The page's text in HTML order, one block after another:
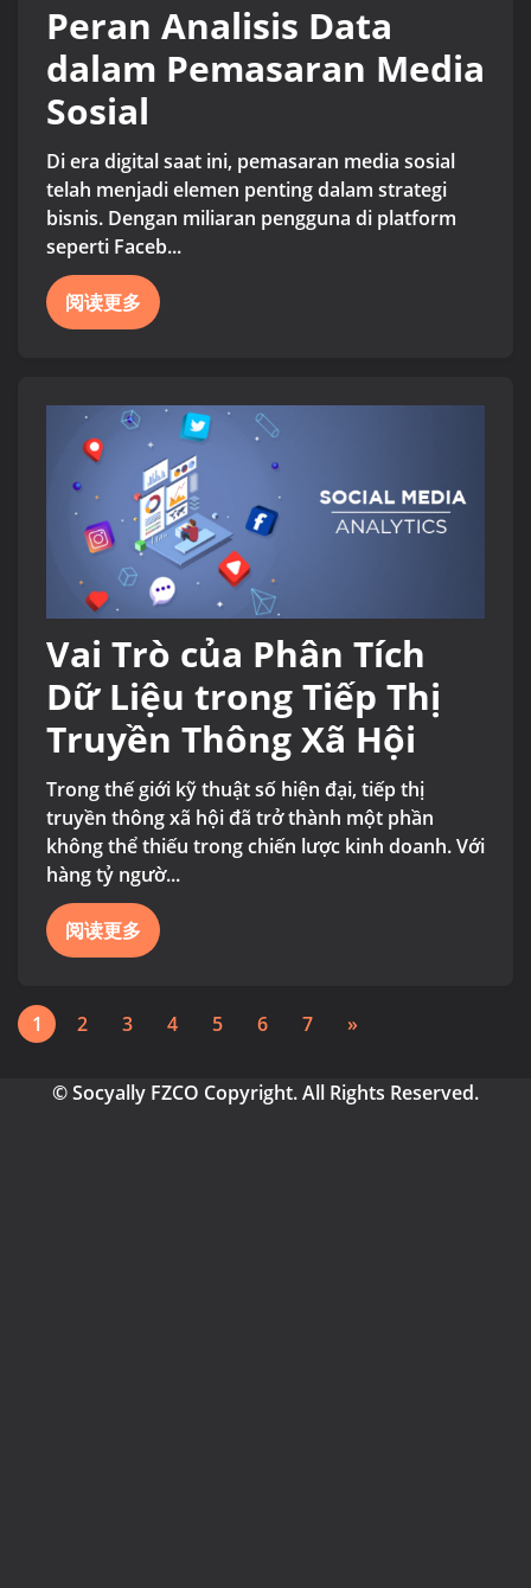
Peran Analisis Data
dalam Pemasaran Media
Sosial
Di era digital saat ini, pemasaran media sosial
telah menjadi elemen penting dalam strategi
bisnis. Dengan miliaran pengguna di platform
seperti Faceb...
阅读更多
Vai Trò của Phân Tích
Dữ Liệu trong Tiếp Thị
Truyền Thông Xã Hội
Trong thế giới kỹ thuật số hiện đại, tiếp thị
truyền thông xã hội đã trở thành một phần
không thể thiếu trong chiến lược kinh doanh. Với
hàng tỷ ngườ...
阅读更多
1 2 3 4 5 6 7 »
© Socyally FZCO Copyright. All Rights Reserved.